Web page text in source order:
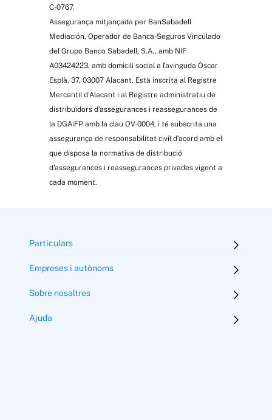
de taller il·limitat dins d’Espanya
C-0767.
Assegurança mitjançada per BanSabadell
Mediación, Operador de Banca-Seguros Vinculado
del Grupo Banco Sabadell, S.A., amb NIF
A03424223, amb domicili social a l’avinguda Òscar
Esplà, 37, 03007 Alacant. Està inscrita al Registre
Mercantil d’Alacant i al Registre administratiu de
distribuïdors d’assegurances i reassegurances de
la DGAiFP amb la clau OV-0004, i té subscrita una
assegurança de responsabilitat civil d’acord amb el
que disposa la normativa de distribució
d’assegurances i reassegurances privades vigent a
cada moment.
Particulars
Empreses i autònoms
Sobre nosaltres
Ajuda